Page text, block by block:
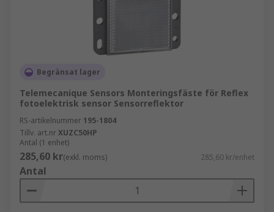
Begränsat lager
Telemecanique Sensors Monteringsfäste för Reflex
fotoelektrisk sensor Sensorreflektor
RS-artikelnummer 195-1804
Tillv. art.nrXUZC50HP
Antal (1 enhet)
285,60 kr(exkl. moms) 285,60 kr/enhet
Antal